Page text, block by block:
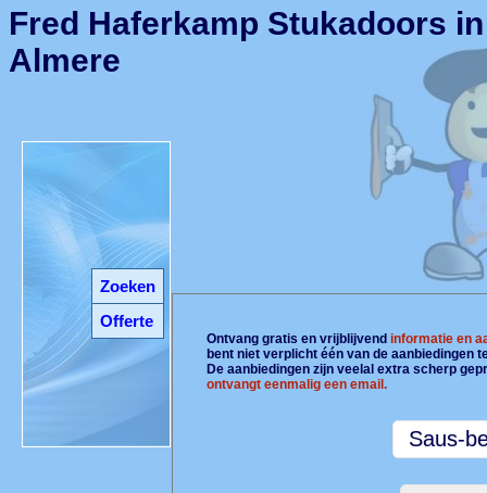
Zoeken
Offerte
Fred Haferkamp Stukadoors in
Almere
Ontvang gratis en vrijblijvendinformatie en
bent niet verplicht één van de aanbiedingen
De aanbiedingen zijn veelal extra scherp
ontvangt eenmalig een email.